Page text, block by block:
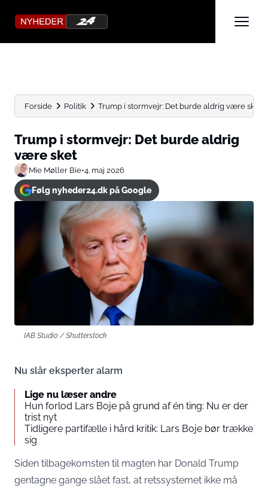
Forside Politik Trump i stormvejr: Det burde aldrig være sket
Trump i stormvejr: Det burde aldrig
være sket
Mie Møller Bie•4. maj 2026
Følg nyheder24.dk på Google
IAB Studio / Shutterstock
Nu slår eksperter alarm
Lige nu læser andre
Hun forlod Lars Boje på grund af én ting: Nu er der
trist nyt
Tidligere partifælle i hård kritik: Lars Boje bør trække
sig
Siden tilbagekomsten til magten har Donald Trump
gentagne gange slået fast, at retssystemet ikke må